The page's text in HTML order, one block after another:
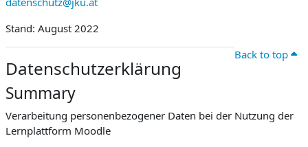
Stand: August 2022
Back to top
Datenschutzerklärung
Summary
Verarbeitung personenbezogener Daten bei der Nutzung der
Lernplattform Moodle